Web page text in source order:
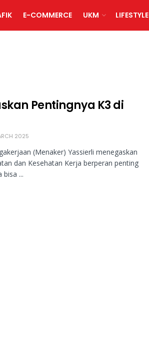
E-COMMERCE UKM LIFESTYLE
Pentingnya K3 di
2025
(Menaker) Yassierli menegaskan
dan Kesehatan Kerja berperan penting
bisa ...